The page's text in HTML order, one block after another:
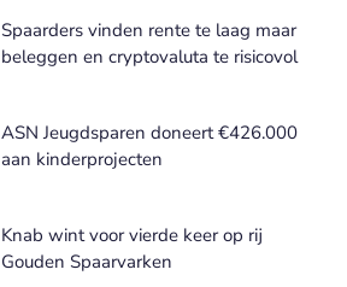
Spaarders vinden rente te laag maar
beleggen en cryptovaluta te risicovol
ASN Jeugdsparen doneert €426.000
aan kinderprojecten
Knab wint voor vierde keer op rij
Gouden Spaarvarken